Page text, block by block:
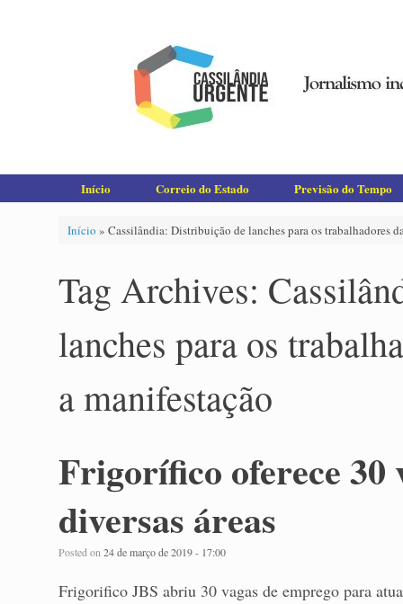
Início Correio do Estado Previsão do Tempo
Início » Cassilândia: Distribuição de lanches para os trabalhadores
Tag Archives:
lanches para os
a manifestação
Frigorífico oferece 30
diversas áreas
Posted on 24 de março de 2019 - 17:00
Frigorifico JBS abriu 30 vagas de emprego para